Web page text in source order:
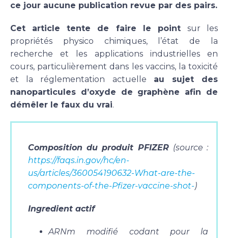
ce jour aucune publication revue par des pairs.
Cet article tente de faire le point sur les
propriétés physico chimiques, l’état de la
recherche et les applications industrielles en
cours, particulièrement dans les vaccins, la toxicité
et la réglementation actuelle au sujet des
nanoparticules d’oxyde de graphène afin de
démêler le faux du vrai.
Composition du produit PFIZER (source :
https://faqs.in.gov/hc/en-
us/articles/360054190632-What-are-the-
components-of-the-Pfizer-vaccine-shot-)
Ingredient actif
ARNm modifié codant pour la